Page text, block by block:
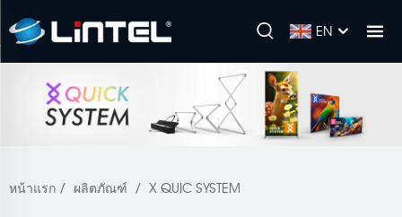
EN
หน้าแรก / ผลิตภัณฑ์ / X QUIC SYSTEM